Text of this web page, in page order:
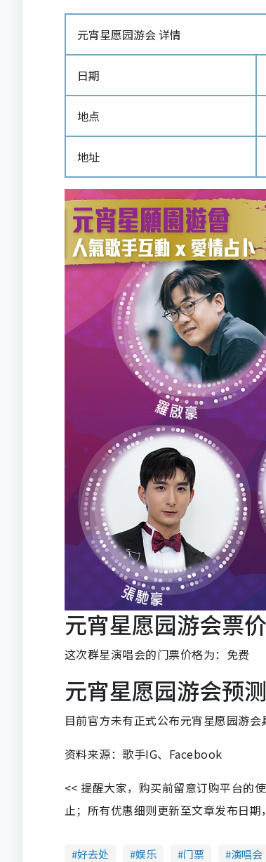
元宵星愿园游会 详情
日期
地点
地址
元宵星愿园游会票价
这次群星演唱会的门票价格为：免费
元宵星愿园游会预
目前官方未有正式公布元宵星愿园游会
资料来源：歌手IG、Facebook
<< 提醒大家，购买前留意订购平台的
止；所有优惠细则更新至文章发布日
好去处 娱乐 门票 演唱会